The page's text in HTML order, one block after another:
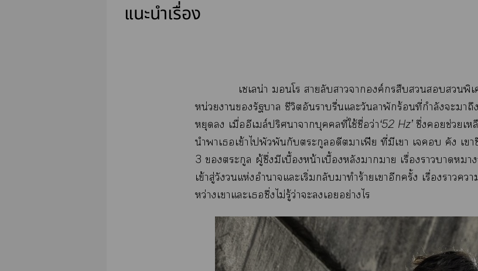
แนะนำเรื่อง
เเลน่า โ สายลับาาองค์กรสืบพิ
หน่วยารัฐบาล ชีวิตอันราบรื่นแะวันาพักร้อนที่กำลังะา
หยุด เมื่ออีเมล์ปริศนาาบุคคลที่ใช้ชื่อว่า‘52 Hz’ซึ่งช่วยเห
นำาเเข้าไพัวพันกับตระกูลอดีตาเฟีย ที่มีเา เ คัง เ
3 ตระกูล ผู้ซึ่งมีเบื้องหน้าเบื้องหลังาา เรื่องาาา
เข้าสู่วังวนแห่งอำนาจแะเริ่มกลับมาทำร้ายเาอีกครั้ง เรื่องา
หว่างเาแะเซึ่งไม่รู้ว่าะเอย่างไร